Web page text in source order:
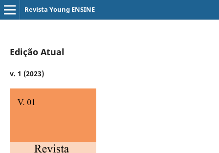
Revista Young ENSINE
Edição Atual
v. 1 (2023)